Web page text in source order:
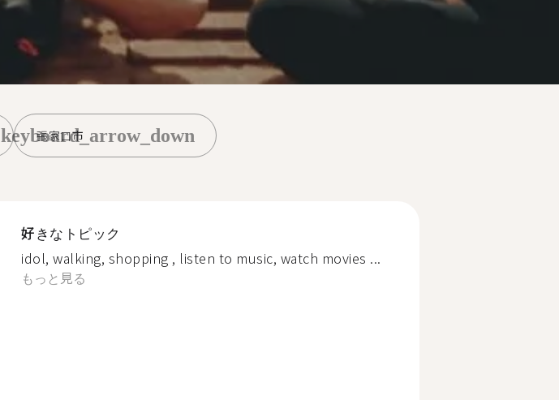
張家口市
keyboard_arrow_down
好きなトピック
idol, walking, shopping , listen to music, watch movies ...
もっと見る